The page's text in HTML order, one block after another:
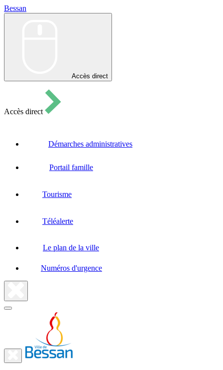
Bessan
Accès direct
Accès direct
Démarches administratives
Portail famille
Tourisme
Téléalerte
Le plan de la ville
Numéros d'urgence
Fermer
Fermer